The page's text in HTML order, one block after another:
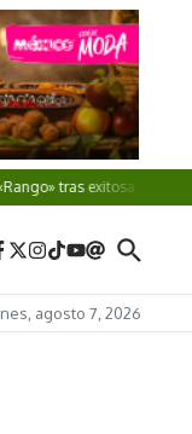
exitosa cooperación
agosto 7, 2026